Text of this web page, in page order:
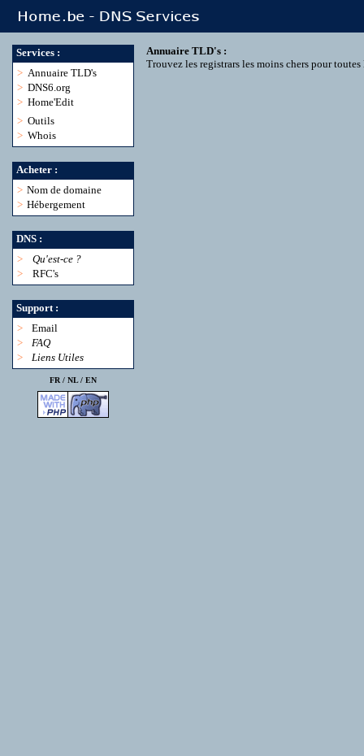
Services :
> Annuaire TLD's
> DNS6.org
> Home'Edit
> Outils
> Whois
Acheter :
> Nom de domaine
> Hébergement
DNS :
>
Qu'est-ce ?
>
RFC's
Support :
>
Email
>
FAQ
>
Liens Utiles
FR / NL/ EN
Annuaire TLD's :
Trouvez les registrars les moins chers pour